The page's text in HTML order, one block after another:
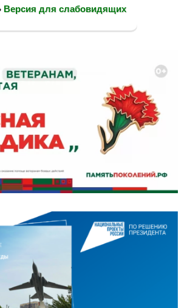
Версия для слабовидящих